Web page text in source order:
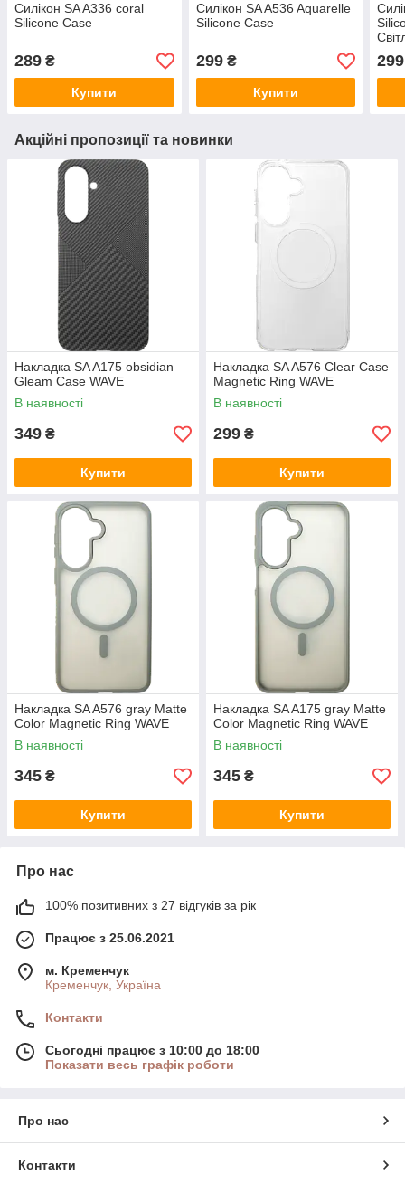
Силікон SA A336 coral
Silicone Case
289 ₴
Купити
Силікон SA A536 Aquarelle
Silicone Case
299₴
Купити
299
Акційні пропозиції та новинки
Накладка SA A175 obsidian
Gleam Case WAVE
В наявності
349 ₴
Купити
Накладка SA A576 Clear Case
Magnetic Ring WAVE
В наявності
299 ₴
Купити
Накладка SA A576 gray Matte
Color Magnetic Ring WAVE
В наявності
345 ₴
Купити
Накладка SA A175 gray Matte
Color Magnetic Ring WAVE
В наявності
345 ₴
Купити
Про нас
100% позитивних з 27 відгуків за рік
Працює з 25.06.2021
м. Кременчук
Кременчук, Україна
Контакти
Сьогодні працює з 10:00 до 18:00
Показати весь графік роботи
Про нас
Контакти